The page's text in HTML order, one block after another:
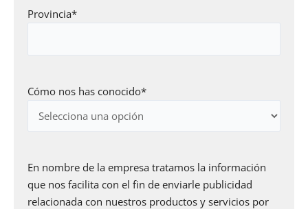
Provincia*
Cómo nos has conocido*
Consentimiento*
En nombre de la empresa tratamos la información
que nos facilita con el fin de enviarle publicidad
relacionada con nuestros productos y servicios por